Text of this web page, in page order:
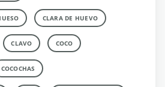
CLARA DE HUEVO
CLAVO COCO
COCOCHAS